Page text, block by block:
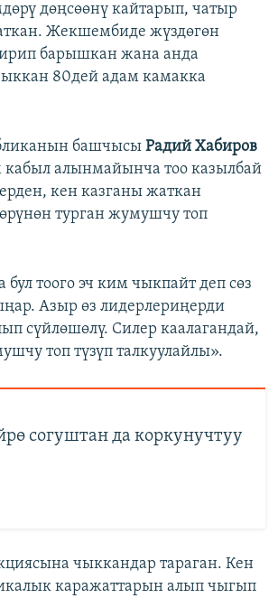
дөңсөөнү кайтарып, чатыр
Жекшембиде жүздөгөн
барышкан жана анда
80дей адам камакка
башчысыРадий Хабиров
алынмайынча тоо казылбай
кен казганы жаткан
турган жумушчу топ
тоого эч ким чыкпайт деп сөз
Азыр өз лидерлериңерди
сүйлөшөлү. Силер каалагандай,
топ түзүп талкуулайлы».
согуштан да коркунучтуу
чыккандар тараган. Кен
каражаттарын алып чыгып